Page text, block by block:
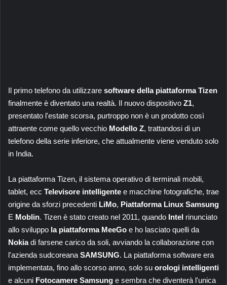
Il primo telefono da utilizzare software della piattaforma Tizen
finalmente è diventato una realtà. Il nuovo dispositivo Z1,
presentato l'estate scorsa, purtroppo non è un prodotto così
attraente come quello vecchio Modello Z, trattandosi di un
telefono della serie inferiore, che attualmente viene venduto solo
in India.
La piattaforma Tizen, il sistema operativo di terminali mobili,
tablet, ecc Televisore intelligente e macchine fotografiche, trae
origine da sforzi precedenti LiMo, Piattaforma Linux Samsung
E Moblin. Tizen è stato creato nel 2011, quando Intel rinunciato
allo sviluppo la piattaforma MeeGo e ho lasciato quelli da
Nokiadi farsene carico da soli, avviando la collaborazione con
l'azienda sudcoreana SAMSUNG. La piattaforma software era
implementata, fino allo scorso anno, solo su orologi intelligenti
e alcuni Fotocamere Samsung e sembra che diventerà l'unica